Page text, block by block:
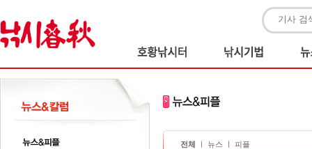
전체 ㅣ 뉴스 ㅣ 피플